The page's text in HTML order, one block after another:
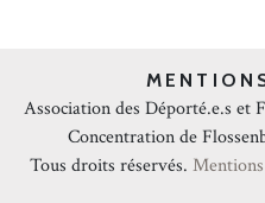
Association des Déporté.e.s et
Concentration de
Tous droits réservés.